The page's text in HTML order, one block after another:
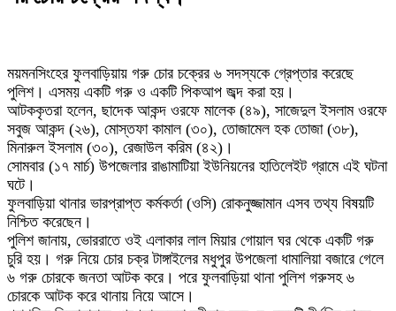
ময়মনসিংহের ফুলবাড়িয়ায় গরু চোর চক্রের ৬ সদস্যকে গ্রেপ্তার করেছে
পুলিশ। এসময় একটি গরু ও একটি পিকআপ জব্দ করা হয়।
আটককৃতরা হলেন, ছাদেক আকন্দ ওরফে মালেক (৪৯), সাজেদুল ইসলাম ওরফে
সবুজ আকন্দ (২৬), মোস্তফা কামাল (৩০), তোজামেল হক তোজা (৩৮),
মিনারুল ইসলাম (৩০), রেজাউল করিম (৪২)।
সোমবার (১৭ মার্চ) উপজেলার রাঙামাটিয়া ইউনিয়নের হাতিলেইট গ্রামে এই ঘটনা
ঘটে।
ফুলবাড়িয়া থানার ভারপ্রাপ্ত কর্মকর্তা (ওসি) রোকনুজ্জামান এসব তথ্য বিষয়টি
নিশ্চিত করেছেন।
পুলিশ জানায়, ভোররাতে ওই এলাকার লাল মিয়ার গোয়াল ঘর থেকে একটি গরু
চুরি হয়। গরু নিয়ে চোর চক্র টাঙ্গাইলের মধুপুর উপজেলা ধামালিয়া বজারে গেলে
৬ গরু চোরকে জনতা আটক করে। পরে ফুলবাড়িয়া থানা পুলিশ গরুসহ ৬
চোরকে আটক করে থানায় নিয়ে আসে।